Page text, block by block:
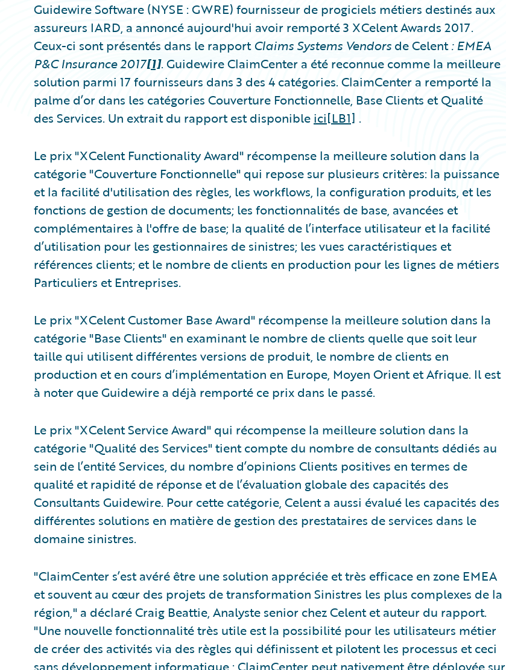
Guidewire Software (NYSE : GWRE) fournisseur de progiciels métiers destinés aux
assureurs IARD, a annoncé aujourd'hui avoir remporté 3 XCelent Awards 2017.
Ceux-ci sont présentés dans le rapportClaims Systems Vendors de Celent: EMEA
P&C Insurance 2017[1]. Guidewire ClaimCenter a été reconnue comme la meilleure
solution parmi 17 fournisseurs dans 3 des 4 catégories. ClaimCenter a remporté la
palme d’or dans les catégories Couverture Fonctionnelle, Base Clients et Qualité
des Services. Un extrait du rapport est disponible ici[LB1] .
Le prix "XCelent Functionality Award" récompense la meilleure solution dans la
catégorie "Couverture Fonctionnelle" qui repose sur plusieurs critères: la puissance
et la facilité d'utilisation des règles, les workflows, la configuration produits, et les
fonctions de gestion de documents; les fonctionnalités de base, avancées et
complémentaires à l'offre de base; la qualité de l’interface utilisateur et la facilité
d’utilisation pour les gestionnaires de sinistres; les vues caractéristiques et
références clients; et le nombre de clients en production pour les lignes de métiers
Particuliers et Entreprises.
Le prix "XCelent Customer Base Award" récompense la meilleure solution dans la
catégorie "Base Clients" en examinant le nombre de clients quelle que soit leur
taille qui utilisent différentes versions de produit, le nombre de clients en
production et en cours d’implémentation en Europe, Moyen Orient et Afrique. Il est
à noter que Guidewire a déjà remporté ce prix dans le passé.
Le prix "XCelent Service Award" qui récompense la meilleure solution dans la
catégorie "Qualité des Services" tient compte du nombre de consultants dédiés au
sein de l’entité Services, du nombre d’opinions Clients positives en termes de
qualité et rapidité de réponse et de l’évaluation globale des capacités des
Consultants Guidewire. Pour cette catégorie, Celent a aussi évalué les capacités des
différentes solutions en matière de gestion des prestataires de services dans le
domaine sinistres.
"ClaimCenter s’est avéré être une solution appréciée et très efficace en zone EMEA
et souvent au cœur des projets de transformation Sinistres les plus complexes de la
région," a déclaré Craig Beattie, Analyste senior chez Celent et auteur du rapport.
"Une nouvelle fonctionnalité très utile est la possibilité pour les utilisateurs métier
de créer des activités via des règles qui définissent et pilotent les processus et ceci
sans développement informatique ; ClaimCenter peut nativement être déployée sur